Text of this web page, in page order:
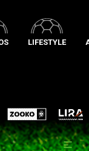
LIFESTYLE
Zooko Lira
